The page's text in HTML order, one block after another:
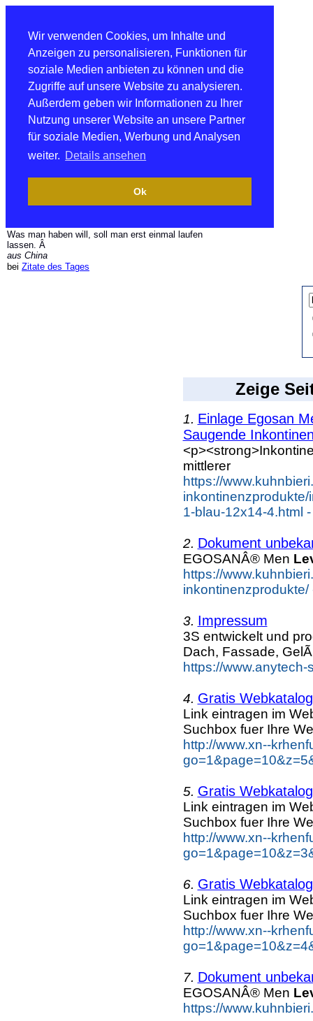
Wir verwenden Cookies, um Inhalte und
Anzeigen zu personalisieren, Funktionen für
soziale Medien anbieten zu können und die
Zugriffe auf unsere Website zu analysieren.
Außerdem geben wir Informationen zu Ihrer
Nutzung unserer Website an unsere Partner
für soziale Medien, Werbung und Analysen
weiter. Details ansehen
Ok
Was man haben will, soll man erst einmal laufen
lassen. Â
aus China
bei Zitate des Tages
Zeige
1. Einlage Egosan
Saugende
mittlerer
https://
1-blau-12x14-4.html
2. Dokument
EGOSANÂ® Men
https://
inkontinenzprodukte/
3. Impressum
3S entwickelt und
Dach, Fassade,
https://
4. Gratis
Link eintragen im
Suchbox fuer Ihre
http://www.xn--
5. Gratis
Link eintragen im
Suchbox fuer Ihre
http://www.xn--
6. Gratis
Link eintragen im
Suchbox fuer Ihre
http://www.xn--
7. Dokument
EGOSANÂ® Men
https://